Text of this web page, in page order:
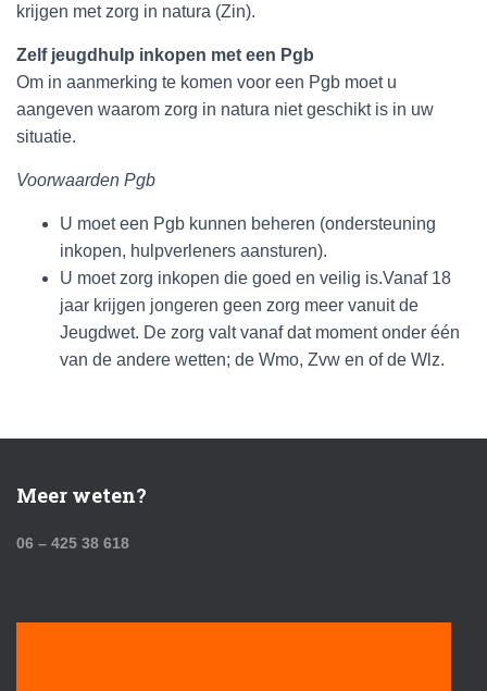
krijgen met zorg in natura (Zin).
Zelf jeugdhulp inkopen met een Pgb
Om in aanmerking te komen voor een Pgb moet u
aangeven waarom zorg in natura niet geschikt is in uw
situatie.
Voorwaarden Pgb
U moet een Pgb kunnen beheren (ondersteuning
inkopen, hulpverleners aansturen).
U moet zorg inkopen die goed en veilig is.Vanaf 18
jaar krijgen jongeren geen zorg meer vanuit de
Jeugdwet. De zorg valt vanaf dat moment onder één
van de andere wetten; de Wmo, Zvw en of de Wlz.
Meer weten?
06 – 425 38 618